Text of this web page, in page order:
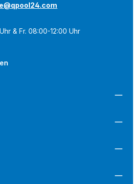
& Fr. 08:00-12:00 Uhr